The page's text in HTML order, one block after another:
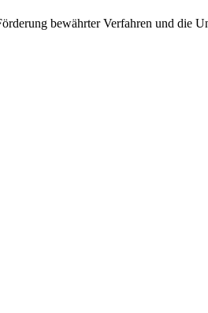
bewährter Verfahren und die